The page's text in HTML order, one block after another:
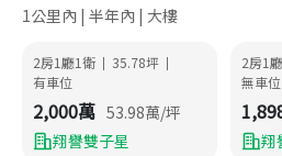
1公里內 | 半年內 | 大樓
2房1廳1衛 | 35.78坪 |
有車位
2,000萬 53.98萬/坪
翔譽雙子星
2房1
無車位
翔